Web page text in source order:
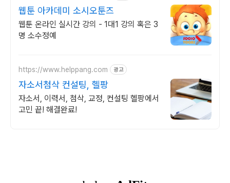
웹툰 아카데미 소시오툰즈
웹툰 온라인 실시간 강의 - 1대1 강의 혹은 3
명 소수정예
https://www.helppang.com 광고
자소서첨삭 컨설팅, 헬팡
자소서, 이력서, 첨삭, 교정, 컨설팅 헬팡에서
고민 끝! 해결완료!